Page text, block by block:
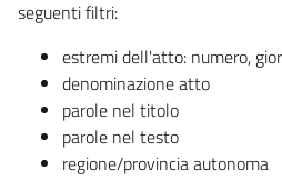
seguenti filtri:
estremi dell'atto: numero,
denominazione atto
parole nel titolo
parole nel testo
regione/provincia autonoma